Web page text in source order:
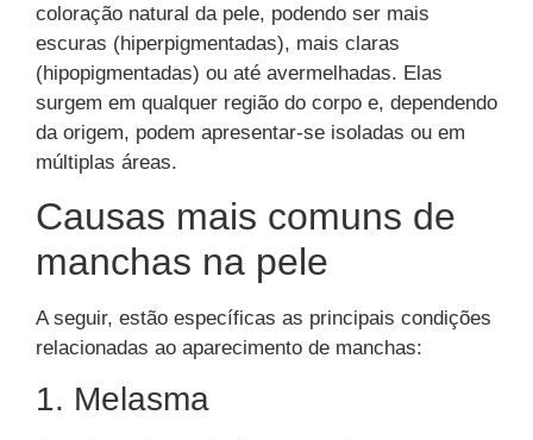
coloração natural da pele, podendo ser mais
escuras (hiperpigmentadas), mais claras
(hipopigmentadas) ou até avermelhadas. Elas
surgem em qualquer região do corpo e, dependendo
da origem, podem apresentar-se isoladas ou em
múltiplas áreas.
Causas mais comuns de
manchas na pele
A seguir, estão específicas as principais condições
relacionadas ao aparecimento de manchas:
1. Melasma